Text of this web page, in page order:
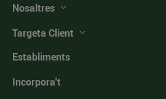
Nosaltres
Targeta Client
Establiments
Incorpora't